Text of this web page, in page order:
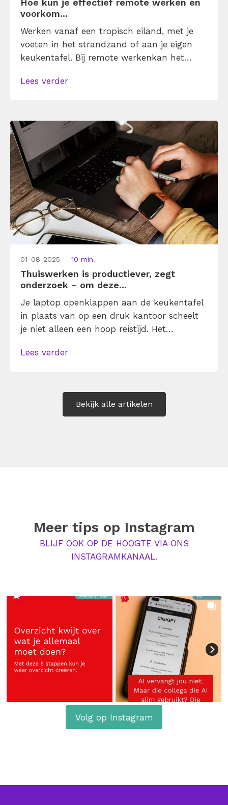
Hoe kun je effectief remote werken en
voorkom...
Werken vanaf een tropisch eiland, met je
voeten in het strandzand of aan je eigen
keukentafel. Bij remote werkenkan het
afgestapt van het idee dat je altijd maar op
en kan je werk-privébalans verbeteren.
Maar, zo benadrukken experts, je moet het
wel goed aanpakken.
Lees verder
01-08-2025 10 min.
Thuiswerken is productiever, zegt
onderzoek – om deze...
Je laptop openklappen aan de keukentafel
in plaats van op een druk kantoor scheelt
je niet alleen een hoop reistijd. Het
de gemiddelde kantoortuin heb je
zijn dan misschien de vuile vaat en
aandachtvragende kat potentiële afleiders.
Lees verder
Bekijk alle artikelen
Meer tips op Instagram
BLIJF OOK OP DE HOOGTE VIA ONS
INSTAGRAMKANAAL.
Volg op Instagram